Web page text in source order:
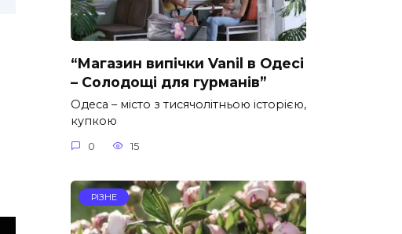
“Магазин випічки Vanil в Одесі
– Солодощі для гурманів”
Одеса – місто з тисячолітньою історією,
купкою
0 15
РІЗНЕ